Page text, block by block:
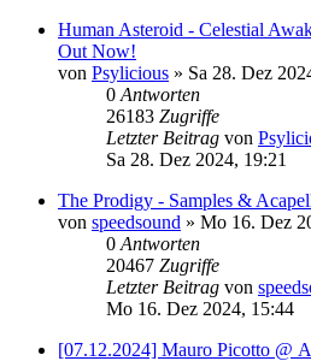
Human Asteroid - Celestial
Out Now!
von Psylicious » Sa 28. Dez
0 Antworten
26183 Zugriffe
Letzter Beitrag von
Sa 28. Dez 2024, 19:21
The Prodigy - Samples &
von speedsound » Mo 16. Dez
0 Antworten
20467 Zugriffe
Letzter Beitrag von
Mo 16. Dez 2024, 15:44
[07.12.2024] Mauro Picotto @